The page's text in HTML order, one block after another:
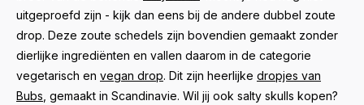
uitgeproefd zijn - kijk dan eens bij de andere dubbel zoute
drop. Deze zoute schedels zijn bovendien gemaakt zonder
dierlijke ingrediënten en vallen daarom in de categorie
vegetarisch en vegan drop. Dit zijn heerlijke dropjes van
Bubs , gemaakt in Scandinavie. Wil jij ook salty skulls kopen?